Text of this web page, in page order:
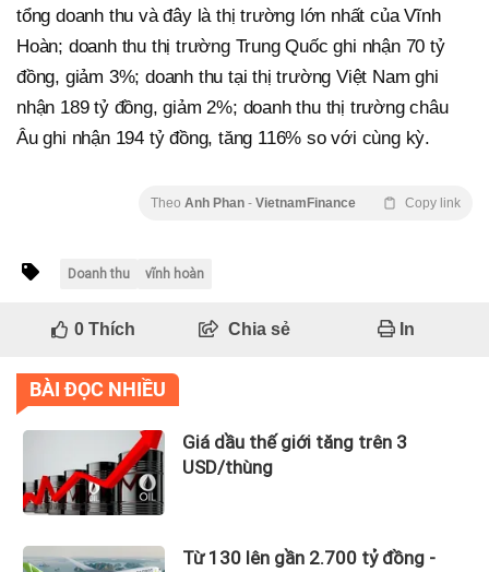
tổng doanh thu và đây là thị trường lớn nhất của Vĩnh
Hoàn; doanh thu thị trường Trung Quốc ghi nhận 70 tỷ
đồng, giảm 3%; doanh thu tại thị trường Việt Nam ghi
nhận 189 tỷ đồng, giảm 2%; doanh thu thị trường châu
Âu ghi nhận 194 tỷ đồng, tăng 116% so với cùng kỳ.
Theo Anh Phan - VietnamFinance Copy link
Doanh thu vĩnh hoàn
0Thích Chia sẻ In
BÀI ĐỌC NHIỀU
Giá dầu thế giới tăng trên 3
USD/thùng
Từ 130 lên gần 2.700 tỷ đồng -